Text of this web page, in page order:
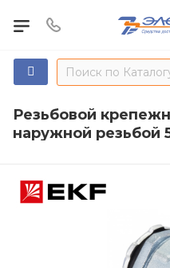
Резьбовой
наружной резьбой